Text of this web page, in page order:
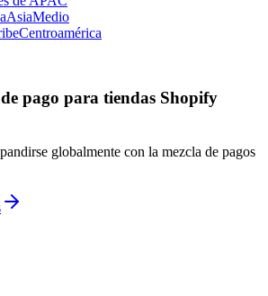
AsiaMedio
Centroamérica
pago para tiendas Shopify
globalmente con la mezcla de pagos